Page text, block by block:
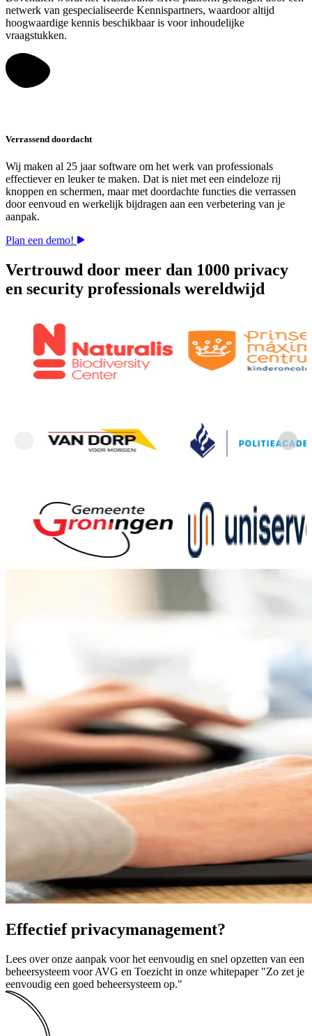
netwerk van gespecialiseerde Kennispartners, waardoor altijd
hoogwaardige kennis beschikbaar is voor inhoudelijke
vraagstukken.
Verrassend doordacht
Wij maken al 25 jaar software om het werk van professionals
effectiever en leuker te maken. Dat is niet met een eindeloze rij
knoppen en schermen, maar met doordachte functies die verrassen
door eenvoud en werkelijk bijdragen aan een verbetering van je
aanpak.
Plan een demo!
Vertrouwd door meer dan 1000 privacy
en security professionals wereldwijd
Effectief privacymanagement?
Lees over onze aanpak voor het eenvoudig en snel opzetten van een
beheersysteem voor AVG en Toezicht in onze whitepaper "Zo zet je
eenvoudig een goed beheersysteem op."